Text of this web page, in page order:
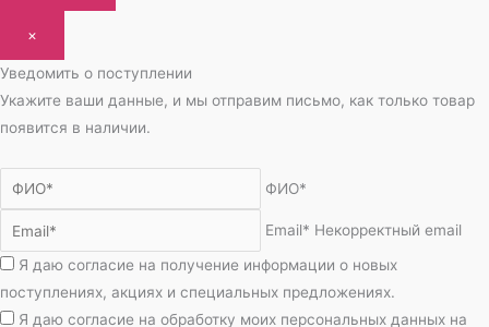
×
Уведомить о поступлении
Укажите ваши данные, и мы отправим письмо, как только товар
появится в наличии.
ФИО*
Email* Некорректный email
Я даю согласие на получение информации о новых
поступлениях, акциях и специальных предложениях.
Я даю согласие на обработку моих персональных данных на